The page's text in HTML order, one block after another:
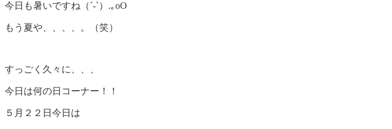
今日も暑いですね（´-`）.｡oO
もう夏や、、、、。（笑）
すっごく久々に、、、
今日は何の日コーナー！！
５月２２日今日は